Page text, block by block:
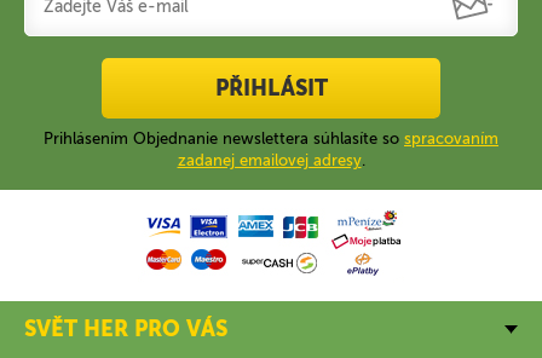
PŘIHLÁSIT
Prihlásením Objednanie newslettera súhlasíte so spracovaním
zadanej emailovej adresy.
SVĚT HER PRO VÁS